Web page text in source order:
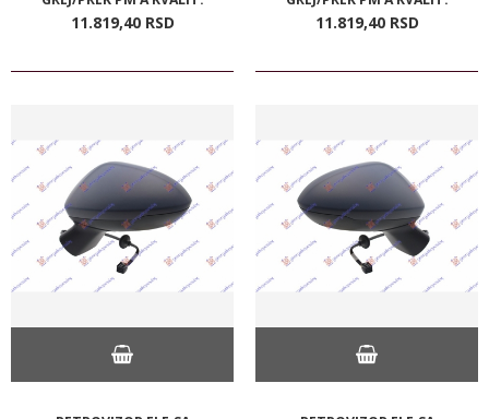
11.819,40 RSD 11.819,40 RSD